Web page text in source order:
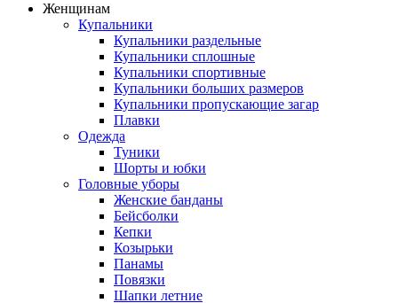
Женщинам
Купальники
Купальники раздельные
Купальники сплошные
Купальники спортивные
Купальники больших размеров
Купальники пропускающие загар
Плавки
Одежда
Туники
Шорты и юбки
Головные уборы
Женские банданы
Бейсболки
Кепки
Козырьки
Панамы
Повязки
Шапки летние